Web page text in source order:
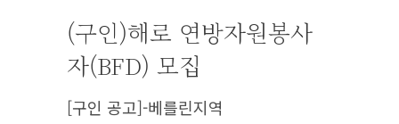
(구인)해로 연방자원봉사
자(BFD) 모집
[구인 공고]-베를린지역